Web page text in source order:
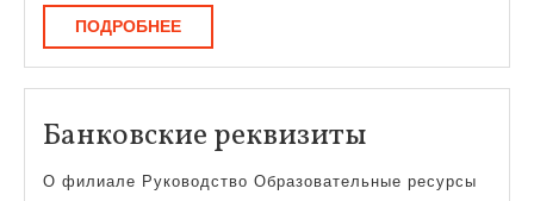
ПОДРОБНЕЕПОДРОБНЕЕ
Банковские реквизиты
реквизиты
О филиале Руководство Образовательные ресурсы